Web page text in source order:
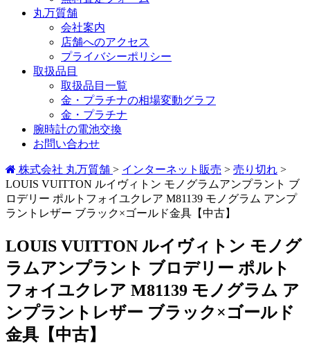
丸万質舗
会社案内
店舗へのアクセス
プライバシーポリシー
取扱品目
取扱品目一覧
金・プラチナの相場変動グラフ
金・プラチナ
腕時計の電池交換
お問い合わせ
株式会社 丸万質舗 > インターネット販売 > 売り切れ >
LOUIS VUITTON ルイヴィトン モノグラムアンプラント ブ
ロデリー ポルトフォイユクレア M81139 モノグラム アンプ
ラントレザー ブラック×ゴールド金具【中古】
LOUIS VUITTON ルイヴィトン モノグ
ラムアンプラント ブロデリー ポルト
フォイユクレア M81139 モノグラム ア
ンプラントレザー ブラック×ゴールド
金具【中古】